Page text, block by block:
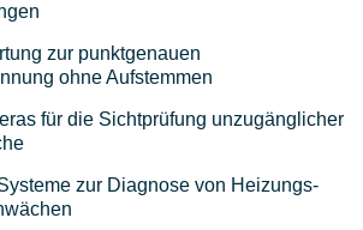
zur punktgenauen
ohne Aufstemmen
für die Sichtprüfung unzugänglicher
zur Diagnose von Heizungs-